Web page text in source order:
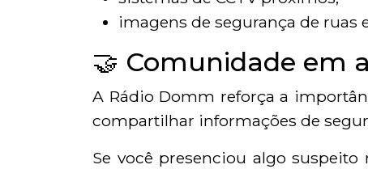
imagens de segurança de ruas
🤝 Comunidade em
A Rádio Domm reforça a
compartilhar informações de
Se você presenciou algo